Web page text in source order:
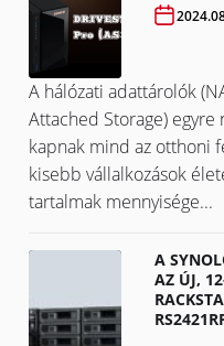
A hálózati adattárolók
Attached Storage)
kapnak mind az otthoni
kisebb vállalkozások
tartalmak mennyisége...
A
AZ ÚJ,